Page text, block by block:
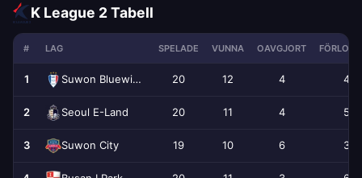
K League 2 Tabell
# LAG SPELADE VUNNA OAVGJORT
1 Suwon Bluewings 20 12 4 4
2 Seoul E-Land 20 11 4 5
3 Suwon City 19 10 6 3